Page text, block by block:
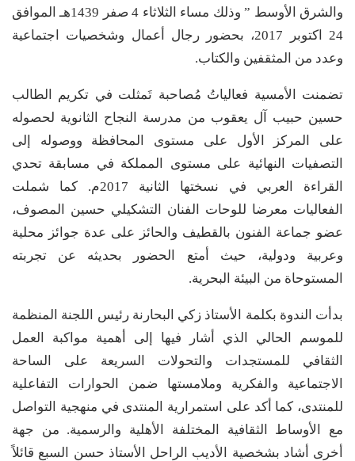
والشرق الأوسط ” وذلك مساء الثلاثاء 4 صفر 1439هـ الموافق
24 اكتوبر 2017، بحضور رجال أعمال وشخصيات اجتماعية
وعدد من المثقفين والكتاب.
تضمنت الأمسية فعالياتُ مُصاحبة تَمثلت في تكريم الطالب
حسين حبيب آل يعقوب من مدرسة النجاح الثانوية لحصوله
على المركز الأول على مستوى المحافظة ووصوله إلى
التصفيات النهائية على مستوى المملكة في مسابقة تحدي
القراءة العربي في نسختها الثانية 2017م. كما شملت
الفعاليات معرضا للوحات الفنان التشكيلي حسين المصوف،
عضو جماعة الفنون بالقطيف والحائز على عدة جوائز محلية
وعربية ودولية، حيث أمتع الحضور بحديثه عن تجربته
المستوحاة من البيئة البحرية.
بدأت الندوة بكلمة الأستاذ زكي البحارنة رئيس اللجنة المنظمة
للموسم الحالي الذي أشار فيها إلى أهمية مواكبة العمل
الثقافي للمستجدات والتحولات السريعة على الساحة
الاجتماعية والفكرية وملامستها ضمن الحوارات التفاعلية
للمنتدى، كما أكد على استمرارية المنتدى في منهجية التواصل
مع الأوساط الثقافية المختلفة الأهلية والرسمية. من جهة
أخرى أشاد بشخصية الأديب الراحل الأستاذ حسن السبع قائلاً